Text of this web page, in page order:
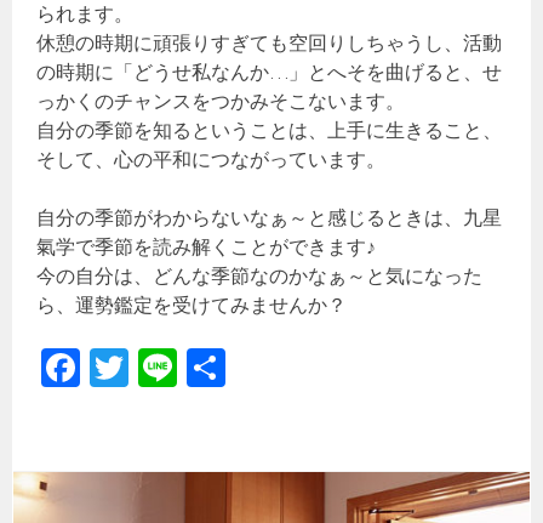
られます。
休憩の時期に頑張りすぎても空回りしちゃうし、活動
の時期に「どうせ私なんか…」とへそを曲げると、せ
っかくのチャンスをつかみそこないます。
自分の季節を知るということは、上手に生きること、
そして、心の平和につながっています。
自分の季節がわからないなぁ～と感じるときは、九星
氣学で季節を読み解くことができます♪
今の自分は、どんな季節なのかなぁ～と気になった
ら、運勢鑑定を受けてみませんか？
Fa
o
T
er
Li